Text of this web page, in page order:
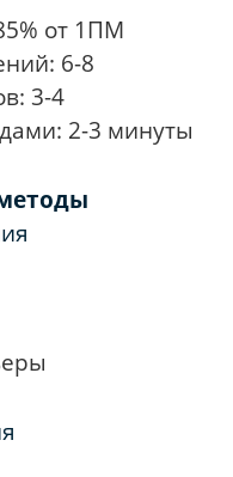
от 1ПМ
6-8
3-4
2-3 минуты